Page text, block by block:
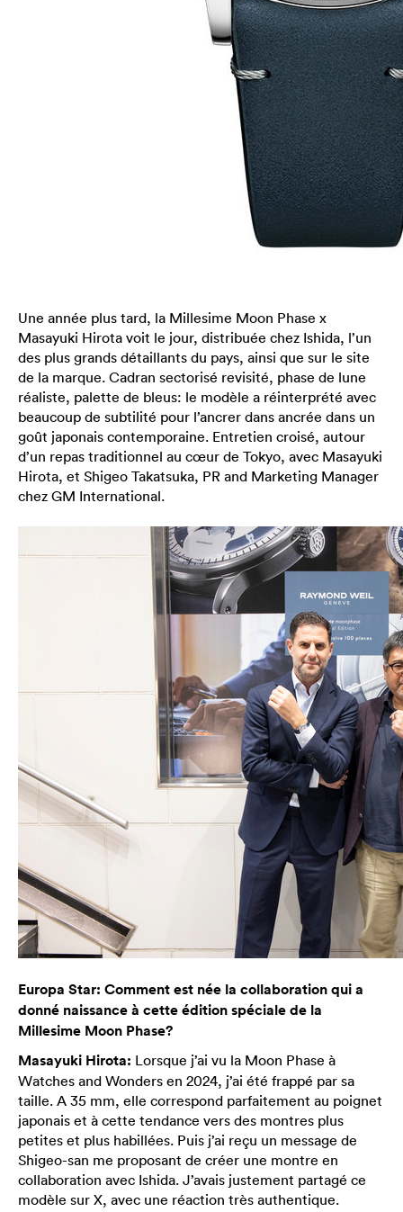
Une année plus tard, la Millesime Moon Phase x
Masayuki Hirota voit le jour, distribuée chez Ishida, l’un
des plus grands détaillants du pays, ainsi que sur le site
de la marque. Cadran sectorisé revisité, phase de lune
réaliste, palette de bleus: le modèle a réinterprété avec
beaucoup de subtilité pour l’ancrer dans ancrée dans un
goût japonais contemporaine. Entretien croisé, autour
d’un repas traditionnel au cœur de Tokyo, avec Masayuki
Hirota, et Shigeo Takatsuka, PR and Marketing Manager
chez GM International.
Europa Star: Comment est née la collaboration qui a
donné naissance à cette édition spéciale de la
Millesime Moon Phase?
Masayuki Hirota: Lorsque j’ai vu la Moon Phase à
Watches and Wonders en 2024, j’ai été frappé par sa
taille. A 35 mm, elle correspond parfaitement au poignet
japonais et à cette tendance vers des montres plus
petites et plus habillées. Puis j’ai reçu un message de
Shigeo-san me proposant de créer une montre en
collaboration avec Ishida. J’avais justement partagé ce
modèle sur X, avec une réaction très authentique.